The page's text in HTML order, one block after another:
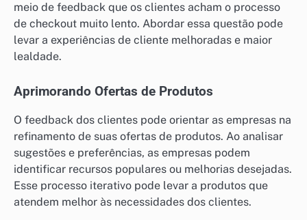
meio de feedback que os clientes acham o processo
de checkout muito lento. Abordar essa questão pode
levar a experiências de cliente melhoradas e maior
lealdade.
Aprimorando Ofertas de Produtos
O feedback dos clientes pode orientar as empresas na
refinamento de suas ofertas de produtos. Ao analisar
sugestões e preferências, as empresas podem
identificar recursos populares ou melhorias desejadas.
Esse processo iterativo pode levar a produtos que
atendem melhor às necessidades dos clientes.